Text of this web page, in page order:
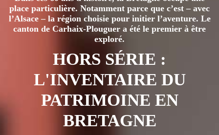
place particulière. Notamment parce que c’est – avec
l’Alsace – la région choisie pour initier l’aventure. Le
canton de Carhaix-Plouguer a été le premier à être
exploré.
HORS SÉRIE :
L'INVENTAIRE DU
PATRIMOINE EN
BRETAGNE